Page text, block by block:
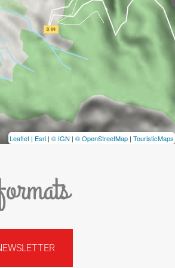
Leaflet | Esri | © IGN | © OpenStreetMap | TouristicMaps